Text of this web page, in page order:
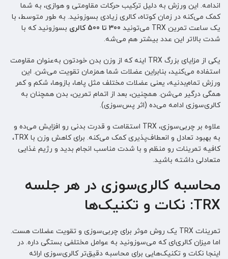
اندامه. این ورزش به دلیل ترکیب حرکات مقاومتی و هوازی، به شما
کمک می‌کنه در زمان کوتاه، کالری زیادی بسوزونید. به طور متوسط، با
یک ساعت تمرین TRX می‌تونید
300 تا 500 کالری
بسوزونید که با
شدت بالاتر این عدد بیشتر هم می‌شه.
یکی از مزایای بزرگ TRX اینه که از وزن بدن خودتون به‌عنوان مقاومت
استفاده می‌کنید، بنابراین عضلات شما همزمان تقویت می‌شن. این
ورزش تمام‌بدنیه، یعنی عضلات مختلف مثل پاها، بازوها، شکم و کمر
همگی درگیر می‌شن. همچنین، بعد از اتمام تمرین، بدن همچنان به
کالری‌سوزی ادامه می‌ده (اثر پس‌سوزی).
علاوه بر چربی‌سوزی، TRX استقامت و قدرت بدنی رو افزایش می‌ده و
به بهبود تعادل و انعطاف‌پذیری کمک می‌کنه. برای کاهش وزن با TRX،
کافیه تمرینات رو منظم و با شدت مناسب انجام بدید و رژیم غذایی
متعادلی داشته باشید.
محاسبه کالری‌سوزی در هر جلسه
TRX: نکات و تکنیک‌ها
تمرینات TRX یک روش موثر برای چربی‌سوزی و تقویت عضلات هست.
اما میزان کالری‌ای که می‌سوزونید به عوامل مختلفی بستگی داره. در
اینجا نکات و تکنیک‌هایی برای محاسبه دقیق‌تر کالری‌سوزی ارائه